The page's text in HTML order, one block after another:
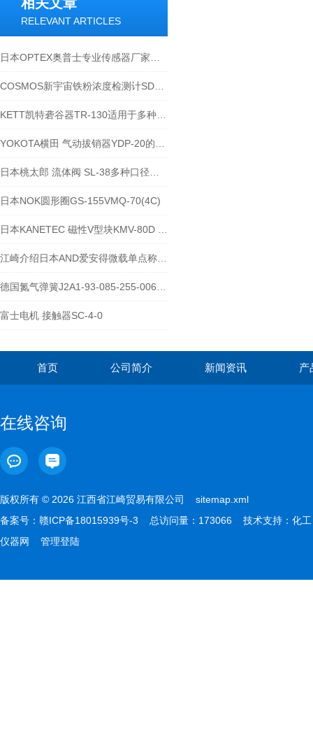
RELEVANT ARTICLES
日本NOK圆形圈GS-155VMQ-70(4C)
富士电机 接触器SC-4-0
首页 公司简介 新闻资讯 产
在线咨询
版权所有 © 2026 江西省江崎贸易有限公司 sitemap.xml
备案号： 赣ICP备18015939号-3 总访问量：173066 技术支持： 化工
仪器网
管理登陆